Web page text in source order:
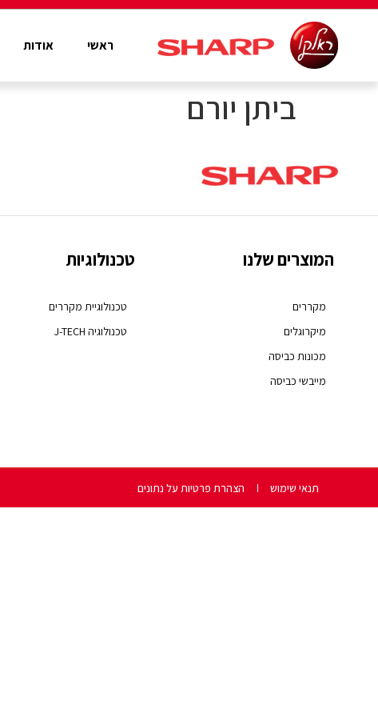
ראשי אודות
ביתן יורם
המוצרים שלנו
מקררים
מיקרוגלים
מכונות כביסה
מייבשי כביסה
טכנולוגיות
טכנולוגיית מקררים
טכנולוגיה J-TECH
תנאי שימוש הצהרת פרטיות על נתונים